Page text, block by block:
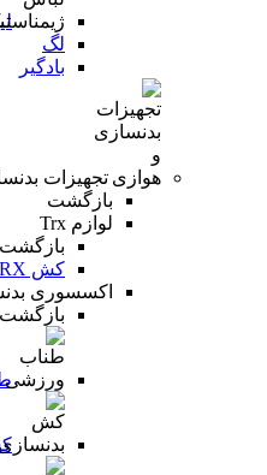
لگ
بادگیر
تجهیزات
بازگشت
لوازم Trx
بازگشت
کش TRX
اکسسوری
بازگشت